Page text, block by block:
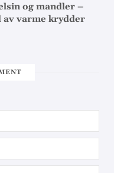
og mandler –
varme krydder